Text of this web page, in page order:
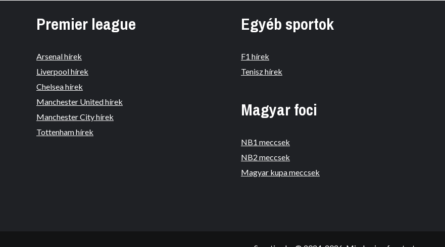
Premier league
Arsenal hírek
Liverpool hírek
Chelsea hírek
Manchester United hírek
Manchester City hírek
Tottenham hírek
Egyéb sportok
F1 hírek
Tenisz hírek
Magyar foci
NB1 meccsek
NB2 meccsek
Magyar kupa meccsek